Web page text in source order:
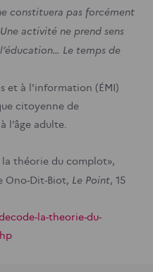
constituera pas forcément
activité ne prend sens
Le temps de
et à l'information (ÉMI)
citoyenne de
l’âge adulte.
la théorie du complot»,
Ono-Dit-Biot, Le Point, 15
la-theorie-du-